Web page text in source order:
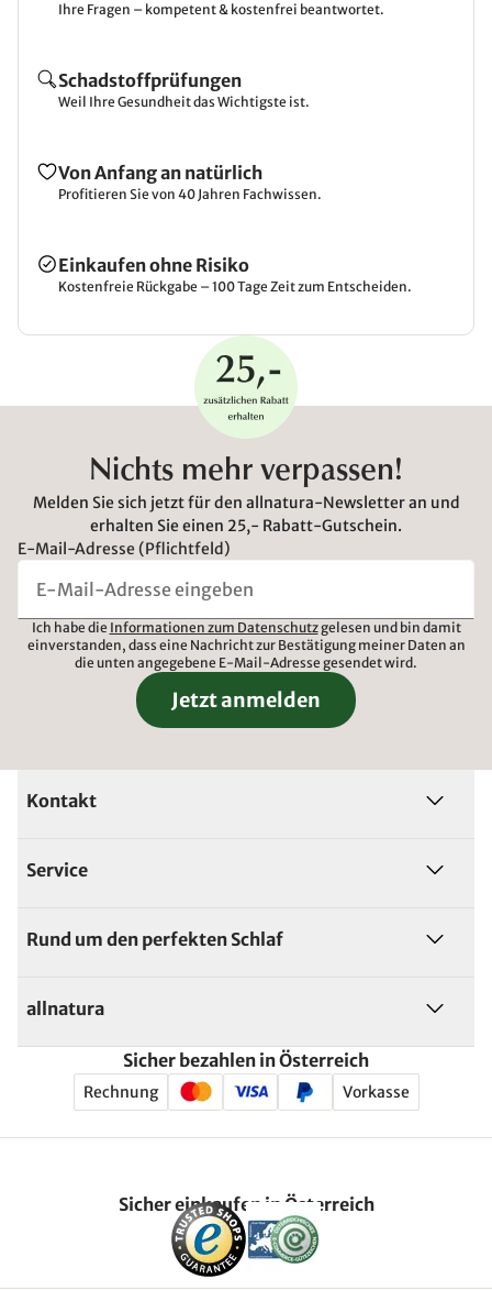
Ihre Fragen – kompetent & kostenfrei beantwortet.
Schadstoffprüfungen
Weil Ihre Gesundheit das Wichtigste ist.
Von Anfang an natürlich
Profitieren Sie von 40 Jahren Fachwissen.
Einkaufen ohne Risiko
Kostenfreie Rückgabe – 100 Tage Zeit zum Entscheiden.
Nichts mehr verpassen!
Melden Sie sich jetzt für den allnatura-Newsletter an und
erhalten Sie einen 25,- Rabatt-Gutschein.
E-Mail-Adresse (Pflichtfeld)
Ich habe die Informationen zum Datenschutzgelesen und bin damit
einverstanden, dass eine Nachricht zur Bestätigung meiner Daten an
die unten angegebene E-Mail-Adresse gesendet wird.
Jetzt anmelden
Kontakt
Service
Rund um den perfekten Schlaf
allnatura
Sicher bezahlen in Österreich
Rechnung Vorkasse
Sicher einkaufen in Österreich